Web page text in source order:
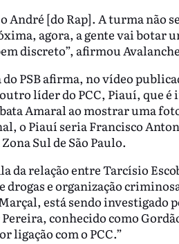
André [do Rap]. A turma não
agora, a gente vai botar
discreto”, afirmou
PSB afirma, no vídeo
líder do PCC, Piauí, que
Amaral ao mostrar uma
o Piauí seria Francisco
Sul de São Paulo.
da relação entre Tarcísio
e organização
está sendo investigado
conhecido como
ligação com o PCC.”